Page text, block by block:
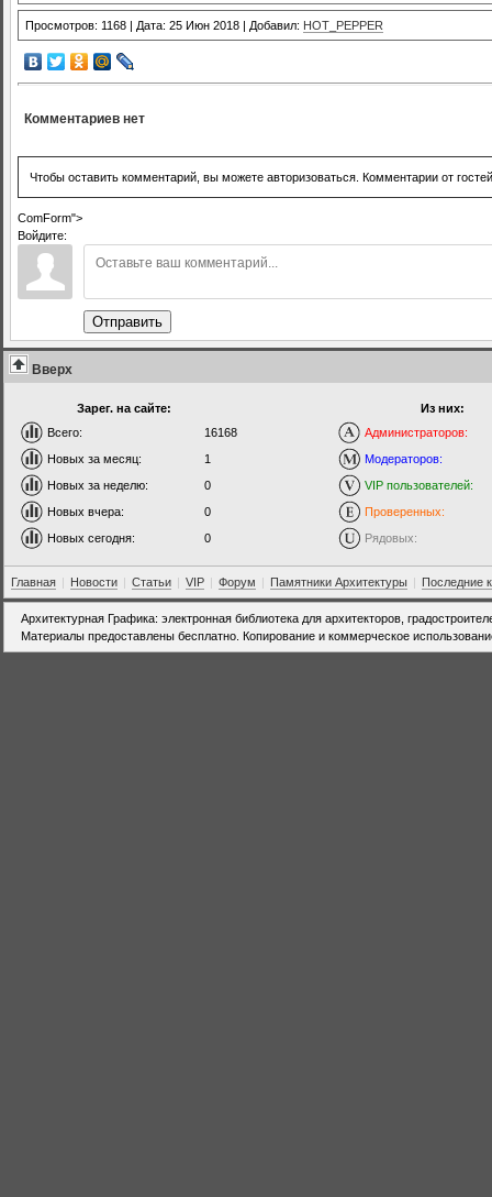
Просмотров: 1168 | Дата: 25 Июн 2018 | Добавил: HOT_PEPPER
Комментариев нет
Чтобы оставить комментарий, вы можете авторизоваться. Комментарии от
ComForm">
Войдите:
Отправить
Вверх
Зарег. на сайте:
Всего:
16168
Новых за месяц:
1
Новых за неделю:
0
Новых вчера:
0
Новых сегодня:
0
Из них:
Администраторов:
Модераторов:
VIP пользователей:
Проверенных:
Рядовых:
Главная | Новости | Статьи | VIP | Форум | Памятники Архитектуры | Последние
Архитектурная Графика: электронная библиотека для архитекторов,
Материалы предоставлены бесплатно. Копирование и коммерческое